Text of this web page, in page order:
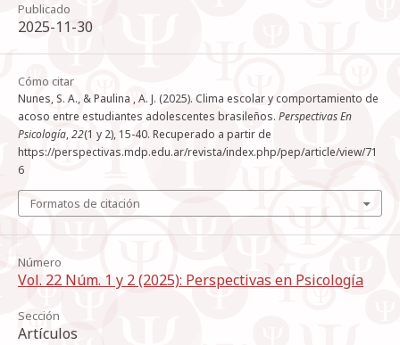
Publicado
2025-11-30
Cómo citar
Nunes, S. A., & Paulina , A. J. (2025). Clima escolar y comportamiento de
acoso entre estudiantes adolescentes brasileños. Perspectivas En
Psicología,22(1 y 2), 15-40. Recuperado a partir de
https://perspectivas.mdp.edu.ar/revista/index.php/pep/article/view/71
6
Formatos de citación
Número
Vol. 22 Núm. 1 y 2 (2025): Perspectivas en Psicología
Sección
Artículos